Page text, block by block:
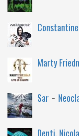
Constantine
Marty
Sar -
Denti, Nicola